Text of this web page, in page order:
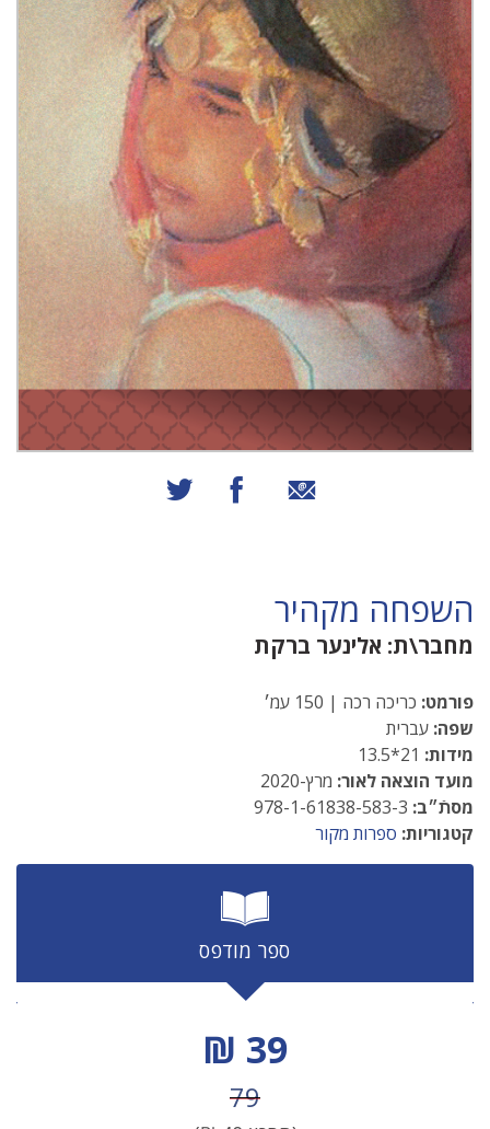
שיתוף באמצעות אימייל
שיתוף בפייסבוק
השפחה מקהיר
מחבר\ת: אלינער ברקת
פורמט: כריכה רכה | 150 עמ׳
שפה: עברית
מידות:
מועד הוצאה לאור: מרץ-2020
מסתֿ״ב:
קטגוריות: ספרות מקור
ספר מודפס
מחיר הנחה
39 ₪
מחיר לפני הנחה
79